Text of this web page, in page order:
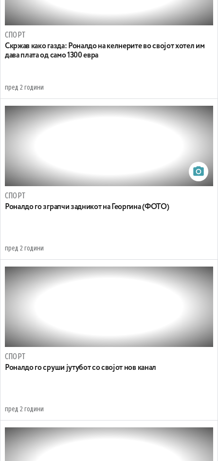
СПОРТ
Скржав како газда: Роналдо на келнерите во својот хотел им
дава плата од само 1300 евра
пред 2 години
СПОРТ
Роналдо го зграпчи задникот на Георгина (ФОТО)
пред 2 години
СПОРТ
Роналдо го сруши јутубот со својот нов канал
пред 2 години